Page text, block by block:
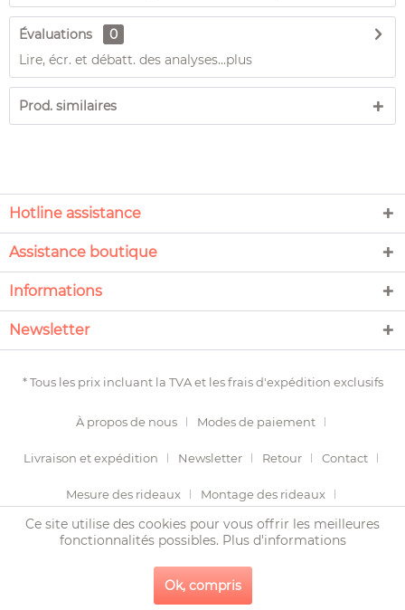
Évaluations
0
Lire, écr. et débatt. des analyses…plus
Prod. similaires
Hotline assistance
Assistance boutique
Informations
Newsletter
* Tous les prix incluant la TVA et lesfrais d'expédition exclusifs
À propos de nous Modes de paiement
Livraison et expédition Newsletter Retour Contact
Mesure des rideaux Montage des rideaux
Termes et conditions Droit de révocation
Protection des données Imprimer
Copyright © 2020 LUNAPOLIS - tous droits réservés.
Ce site utilise des cookies pour vous offrir les meilleures
fonctionnalités possibles. Plus d'informations
Ok, compris